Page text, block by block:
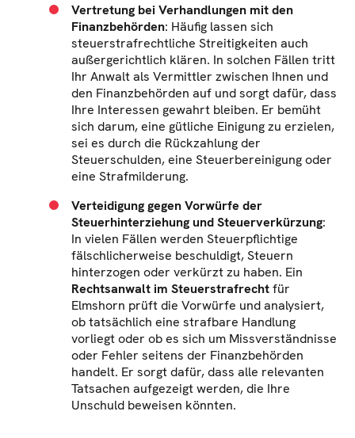
Vertretung bei Verhandlungen mit den
Finanzbehörden: Häufig lassen sich
steuerstrafrechtliche Streitigkeiten auch
außergerichtlich klären. In solchen Fällen tritt
Ihr Anwalt als Vermittler zwischen Ihnen und
den Finanzbehörden auf und sorgt dafür, dass
Ihre Interessen gewahrt bleiben. Er bemüht
sich darum, eine gütliche Einigung zu erzielen,
sei es durch die Rückzahlung der
Steuerschulden, eine Steuerbereinigung oder
eine Strafmilderung.
Verteidigung gegen Vorwürfe der
Steuerhinterziehung und Steuerverkürzung:
In vielen Fällen werden Steuerpflichtige
fälschlicherweise beschuldigt, Steuern
hinterzogen oder verkürzt zu haben. Ein
Rechtsanwalt im Steuerstrafrechtfür
Elmshorn prüft die Vorwürfe und analysiert,
ob tatsächlich eine strafbare Handlung
vorliegt oder ob es sich um Missverständnisse
oder Fehler seitens der Finanzbehörden
handelt. Er sorgt dafür, dass alle relevanten
Tatsachen aufgezeigt werden, die Ihre
Unschuld beweisen könnten.